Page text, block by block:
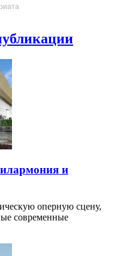
и
оперную сцену,
современные